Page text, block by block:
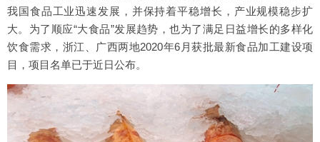
我国食品工业迅速发展，并保持着平稳增长，产业规模稳步扩
大。为了顺应“大食品”发展趋势，也为了满足日益增长的多样化
饮食需求，浙江、广西两地2020年6月获批最新食品加工建设项
目，项目名单已于近日公布。